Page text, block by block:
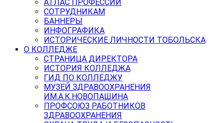
АТЛАС ПРОФЕССИЙ
СОТРУДНИКАМ
БАННЕРЫ
ИНФОГРАФИКА
ИСТОРИЧЕСКИЕ ЛИЧНОСТИ ТОБОЛЬСКА
О КОЛЛЕДЖЕ
СТРАНИЦА ДИРЕКТОРА
ИСТОРИЯ КОЛЛЕДЖА
ГИД ПО КОЛЛЕДЖУ
МУЗЕЙ ЗДРАВООХРАНЕНИЯ
ИМ.А.К.НОВОПАШИНА
ПРОФСОЮЗ РАБОТНИКОВ
ЗДРАВООХРАНЕНИЯ